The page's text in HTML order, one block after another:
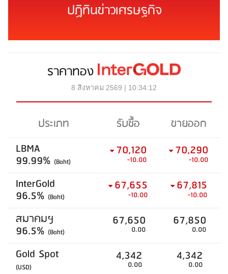
ปฏิทินข่าวเศรษฐกิจ
ราคาทอง
8 สิงหาคม 2569 | 10:34:12
ประเภท รับซื้อ
ขายออก
LBMA
99.99% (Baht)
70,120
-10.00
70,290
-10.00
InterGold
96.5% (Baht)
67,655
-10.00
67,815
-10.00
สมาคมฯ
96.5% (Baht)
67,650
0.00
67,850
0.00
Gold Spot
(USD)
4,342
0.00
4,342
0.00